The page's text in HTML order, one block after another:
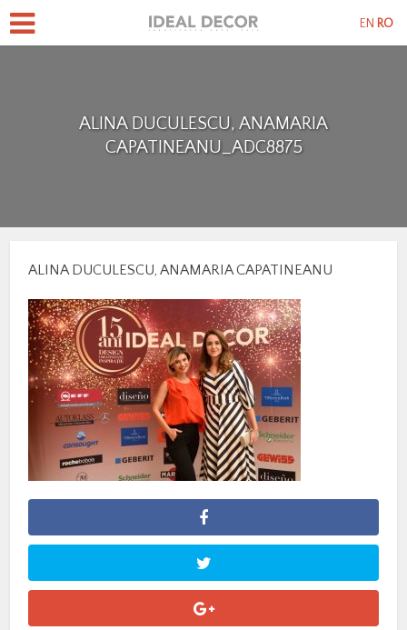
ALINA DUCULESCU, ANAMARIA
CAPATINEANU_ADC8875
ALINA DUCULESCU, ANAMARIA CAPATINEANU
EN RO